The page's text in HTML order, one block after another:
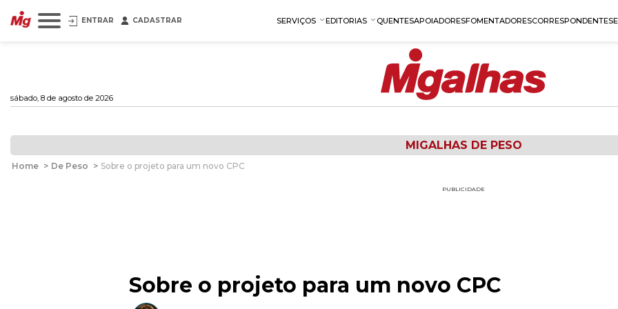
ENTRAR CADASTRAR SERVIÇOS EDITORIAS QUENTESAPOIADORESFOMENTADORESCORRESPONDENTES
sábado, 8 de agosto de 2026
MIGALHAS DE PESO
Home > De Peso > Sobre o projeto para um novo CPC
PUBLICIDADE
Sobre o projeto para um novo CPC